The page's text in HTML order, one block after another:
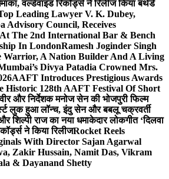
वर्ल्डवाइड रिकॉर्ड्स ने रिलीज किया बर्थडे
Leading Lawyer V. K. Dubey,
Advisory Council, Receives
The 2nd International Bar & Bench
In LondonRamesh Joginder Singh
Warrior, A Nation Builder And A Living
Divya Patadia Crowned Mrs.
AAFT Introduces Prestigious Awards
Historic 128th AAFT Festival Of Short
और निर्देशक मनोज सेन की भोजपुरी फिल्म
लुक हुआ लॉन्च, इंदु सेन और बबलू चक्रवर्ती
शिल्पी राज का नया धमाकेदार लोकगीत ‘दिलवा
ने किया रिलीजRocket Reels
With Director Sajan Agarwal
Zakir Hussain, Namit Das, Vikram
& Dayanand Shetty